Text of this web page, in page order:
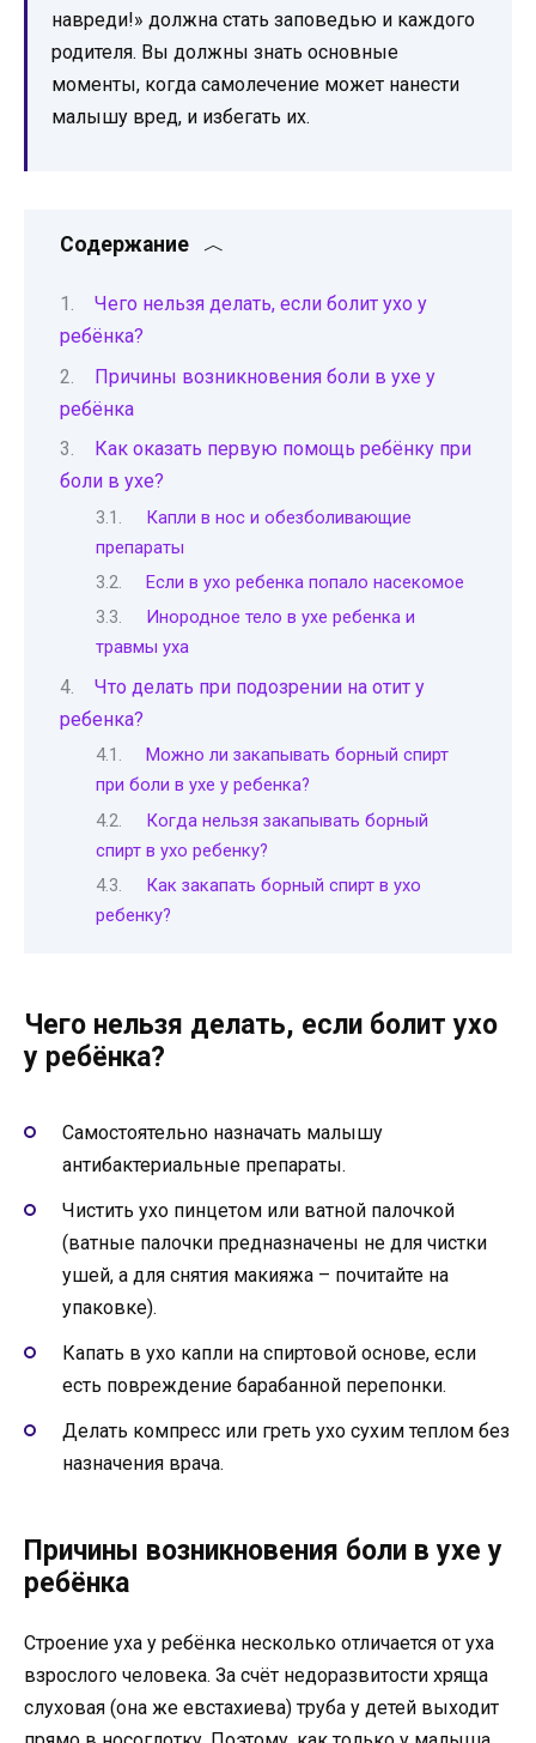
навреди!» должна стать заповедью и каждого
родителя. Вы должны знать основные
моменты, когда самолечение может нанести
малышу вред, и избегать их.
Содержание
Чего нельзя делать, если болит ухо у
ребёнка?
Причины возникновения боли в ухе у
ребёнка
Как оказать первую помощь ребёнку при
боли в ухе?
Капли в нос и обезболивающие
препараты
Если в ухо ребенка попало насекомое
Инородное тело в ухе ребенка и
травмы уха
Что делать при подозрении на отит у
ребенка?
Можно ли закапывать борный спирт
при боли в ухе у ребенка?
Когда нельзя закапывать борный
спирт в ухо ребенку?
Как закапать борный спирт в ухо
ребенку?
Чего нельзя делать, если болит ухо
у ребёнка?
Самостоятельно назначать малышу
антибактериальные препараты.
Чистить ухо пинцетом или ватной палочкой
(ватные палочки предназначены не для чистки
ушей, а для снятия макияжа – почитайте на
упаковке).
Капать в ухо капли на спиртовой основе, если
есть повреждение барабанной перепонки.
Делать компресс или греть ухо сухим теплом без
назначения врача.
Причины возникновения боли в ухе у
ребёнка
Строение уха у ребёнка несколько отличается от уха
взрослого человека. За счёт недоразвитости хряща
слуховая (она же евстахиева) труба у детей выходит